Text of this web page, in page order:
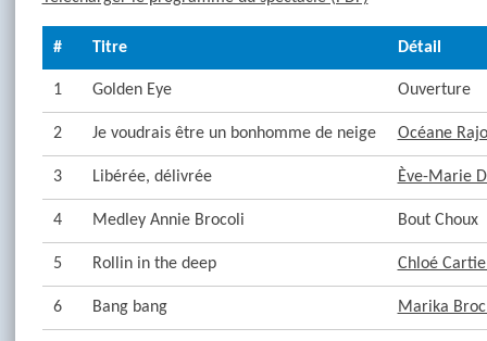
# Titre Détail
1 Golden Eye Ouverture
2 Je voudrais être un bonhomme de neige Océane
3 Libérée, délivrée Ève-Marie
4 Medley Annie Brocoli Bout Choux
5 Rollin in the deep Chloé
6 Bang bang Marika